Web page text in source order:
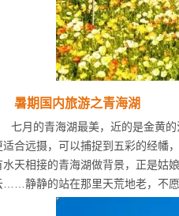
暑期国内旅游之青海湖
七月的青海湖最美，近的是金黄
适合远摄，可以捕捉到五彩的经幡
水天相接的青海湖做背景，正是姑
……静静的站在那里天荒地老，不愿